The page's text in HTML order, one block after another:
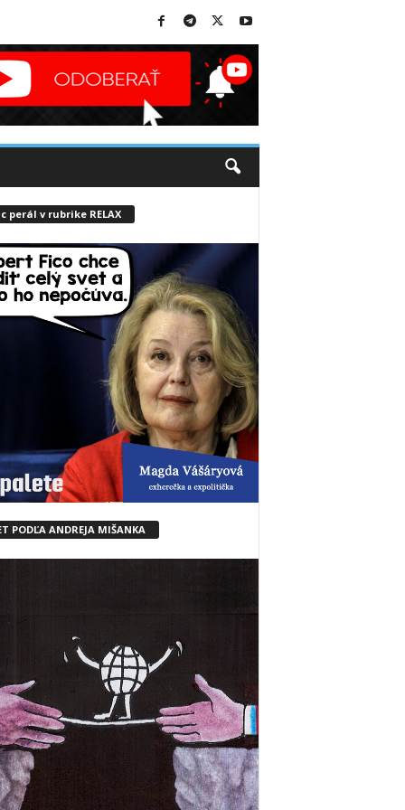
perál v rubrike RELAX
PODĽA ANDREJA MIŠANKA